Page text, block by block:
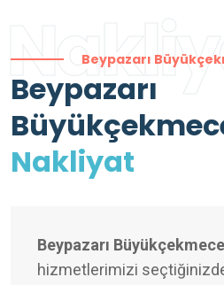
Beypazarı
Beypazarı
Nakliyat
Beypazarı
hizmetlerimizi